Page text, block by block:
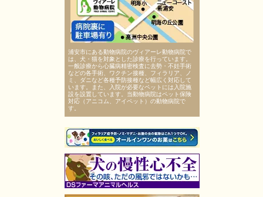
浦安市にある動物病院のヴィアーレ動物病院で
は、犬・猫を対象とした診療を行っています。
一般診療から心臓病精密検査に去勢・不妊手術
などの各手術、ワクチン接種、フィラリア、ノ
ミ、ダニなど各種予防接種など幅広く対応して
います。また、入院が必要なペットには入院施
設を設置しています。当動物病院はペット保険
対応（アニコム、アイペット）の動物病院で
す。